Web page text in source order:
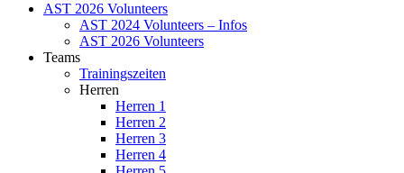
AST 2026 Volunteers
AST 2024 Volunteers – Infos
AST 2026 Volunteers
Teams
Trainingszeiten
Herren
Herren 1
Herren 2
Herren 3
Herren 4